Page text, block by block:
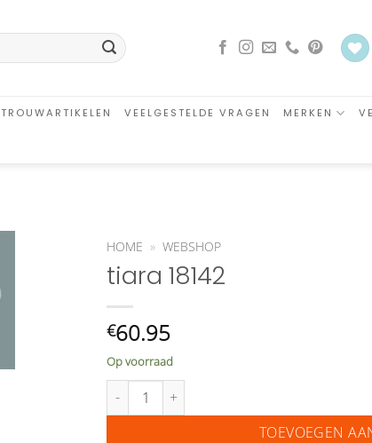
TROUWARTIKELEN VEELGESTELDE VRAGEN MERKEN
HOME » WEBSHOP
tiara 18142
€60.95
Op voorraad
tiara 18142 aantal
TOEVOEGEN